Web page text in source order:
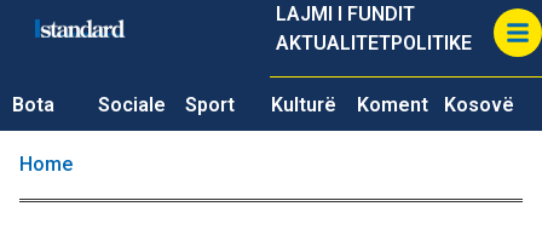
LAJMI I FUNDIT
AKTUALITETPOLITIKE
Bota Sociale Sport Kulturë Koment Kosovë
Home